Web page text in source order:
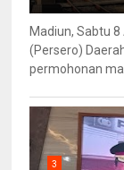
Madiun, Sabtu
(Persero)
permohonan
3